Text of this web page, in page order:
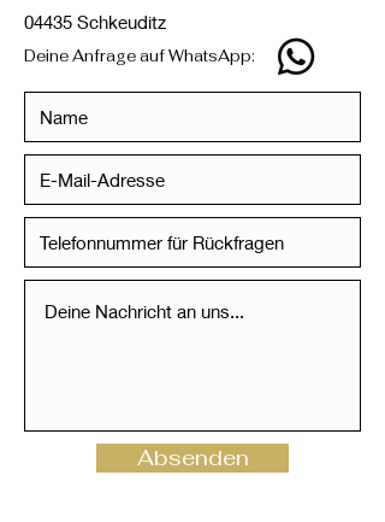
04435 Schkeuditz
Deine Anfrage auf WhatsApp:
Absenden